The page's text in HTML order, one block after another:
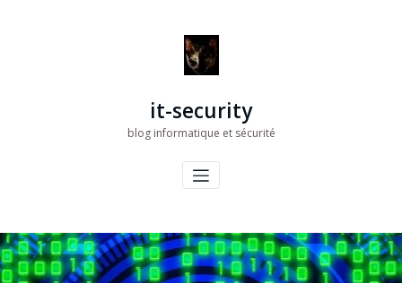
it-security
blog informatique et sécurité